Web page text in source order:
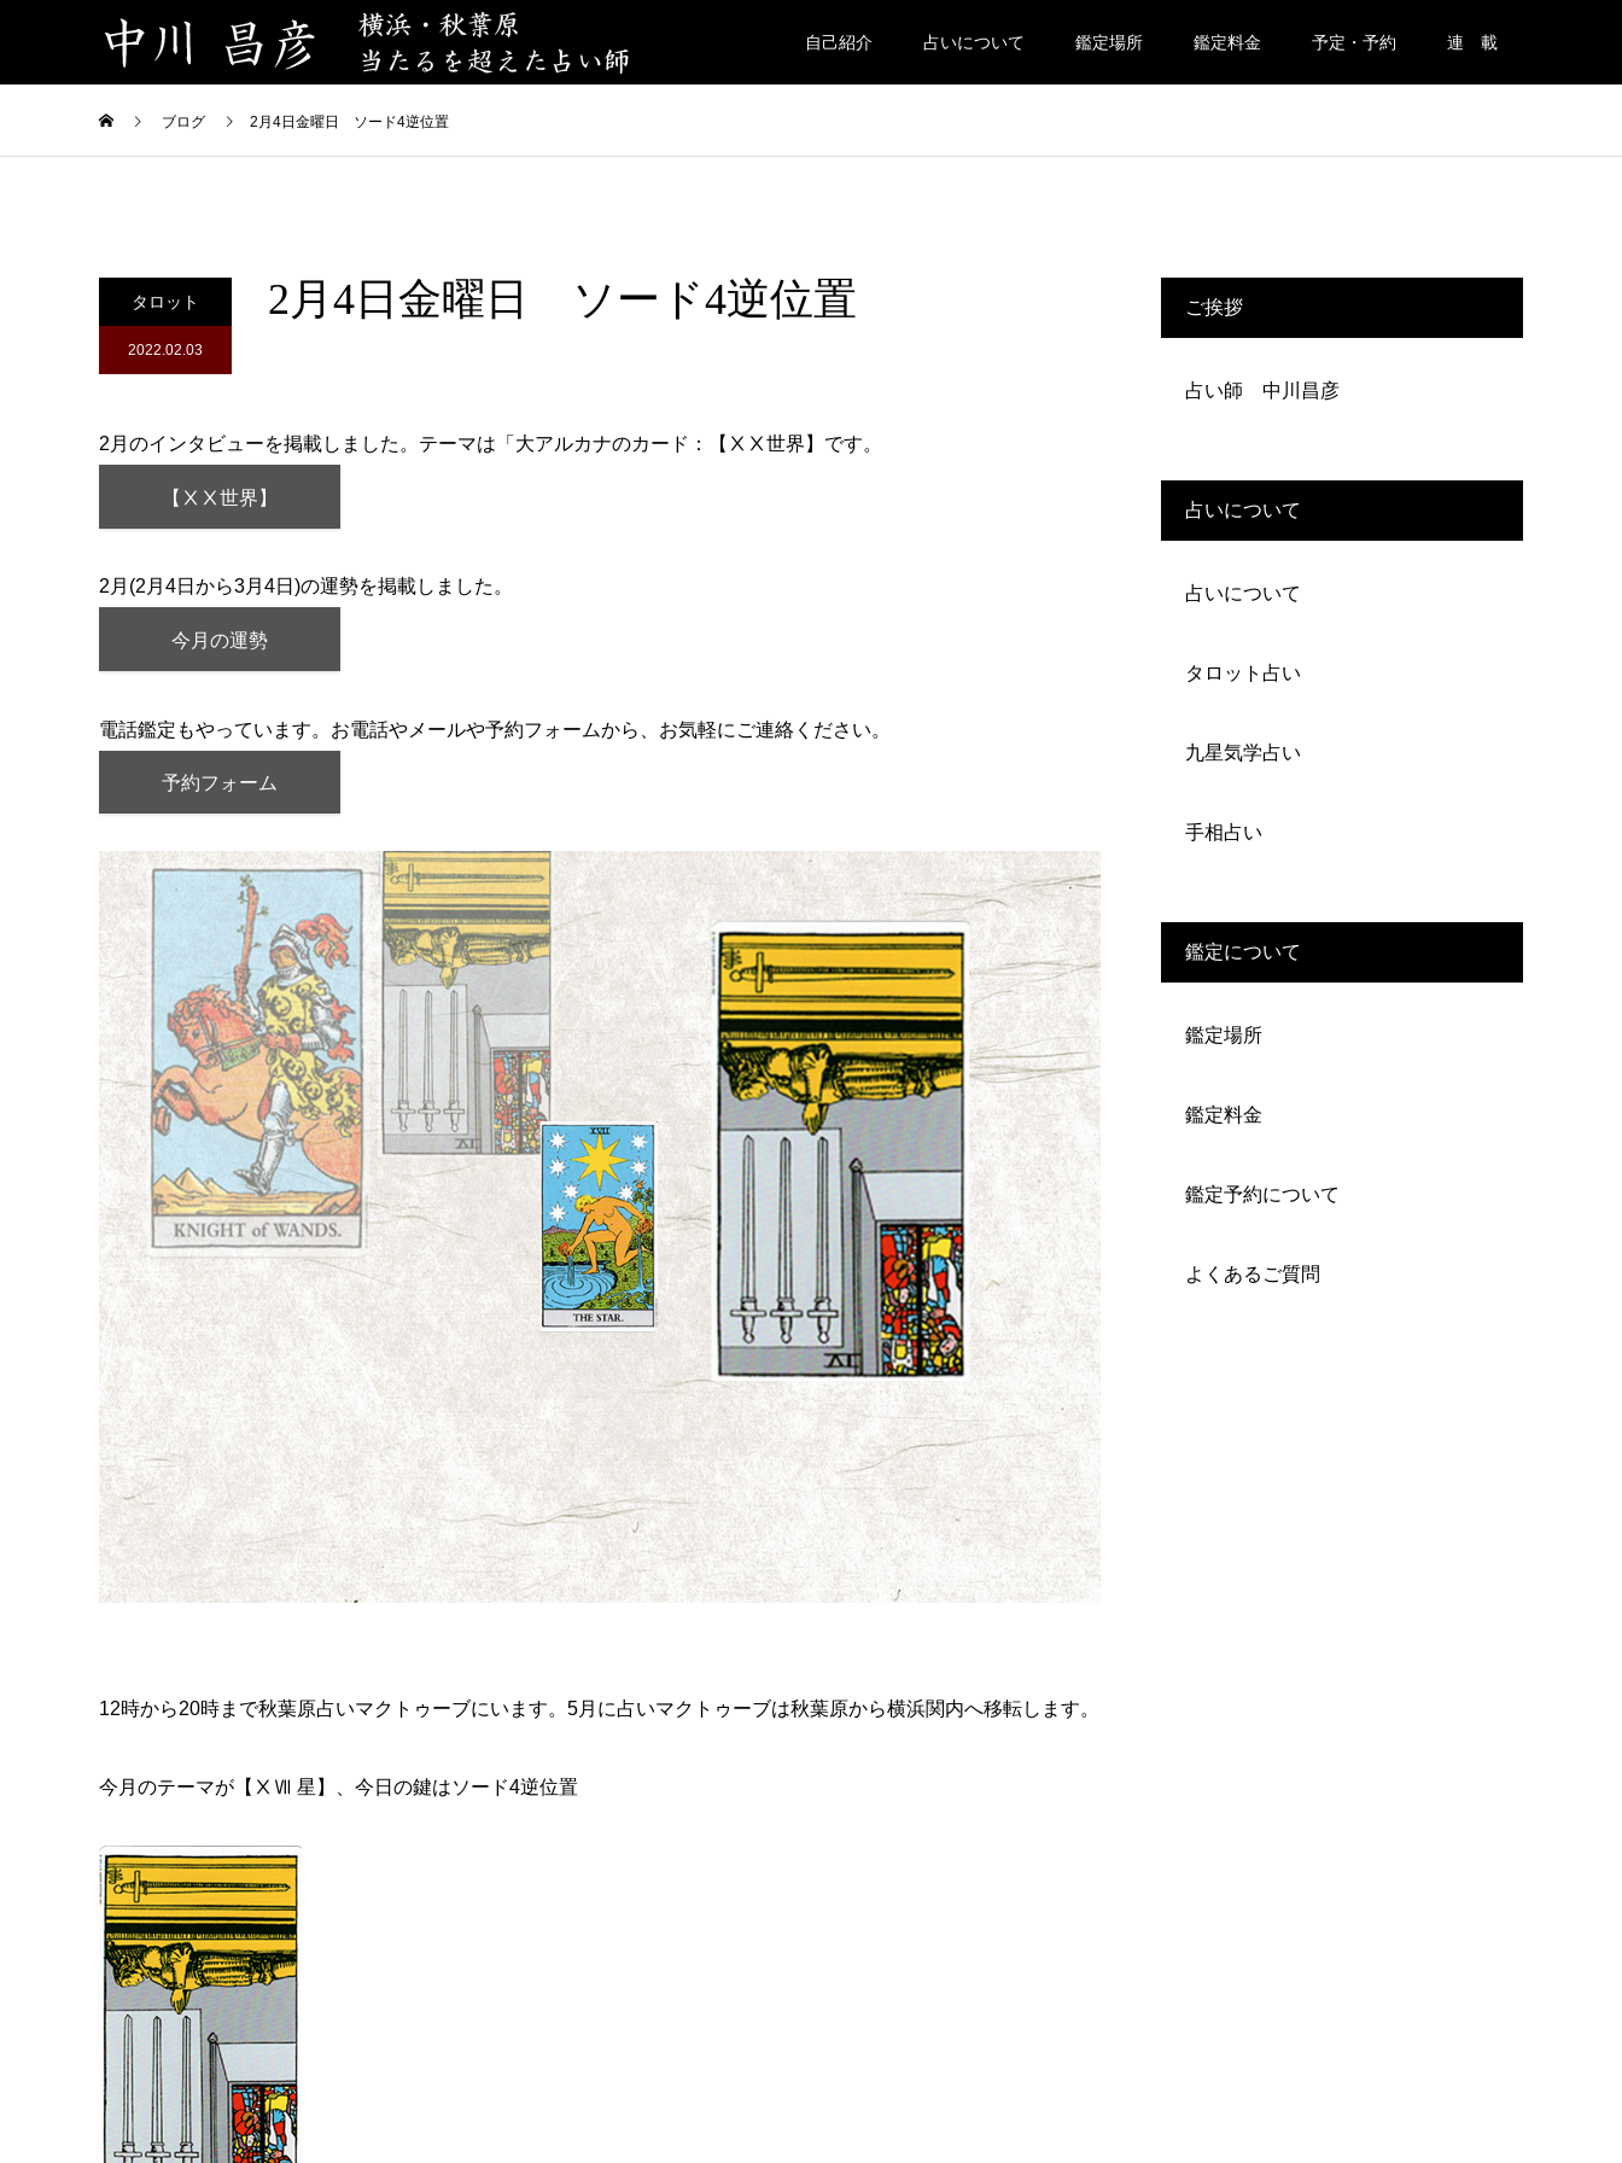
自己紹介 占いについて 鑑定場所 鑑定料金 予定・予約 連 載
ブログ 2月4日金曜日 ソード4逆位置
タロット
2022.02.03
2月4日金曜日 ソード4逆位置
2月のインタビューを掲載しました。テーマは「大アルカナのカード：【ⅩⅩ世界】です。
【ⅩⅩ世界】
2月(2月4日から3月4日)の運勢を掲載しました。
今月の運勢
電話鑑定もやっています。お電話やメールや予約フォームから、お気軽にご連絡ください。
予約フォーム
12時から20時まで秋葉原占いマクトゥーブにいます。5月に占いマクトゥーブは秋葉原から横浜関内へ移転します。
今月のテーマが【ⅩⅦ 星】、今日の鍵はソード4逆位置
ご挨拶
占い師 中川昌彦
占いについて
占いについて
タロット占い
九星気学占い
手相占い
鑑定について
鑑定場所
鑑定料金
鑑定予約について
よくあるご質問